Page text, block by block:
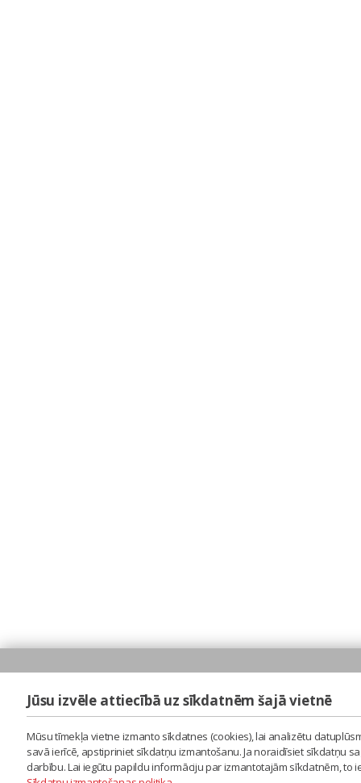
Jūsu izvēle attiecībā uz sīkdatnēm šajā vietnē
Mūsu tīmekļa vietne izmanto sīkdatnes (cookies), lai analizētu
savā ierīcē, apstipriniet sīkdatņu izmantošanu. Ja noraidīsiet sīkdatņu
darbību. Lai iegūtu papildu informāciju par izmantotajām sīkdatnēm,